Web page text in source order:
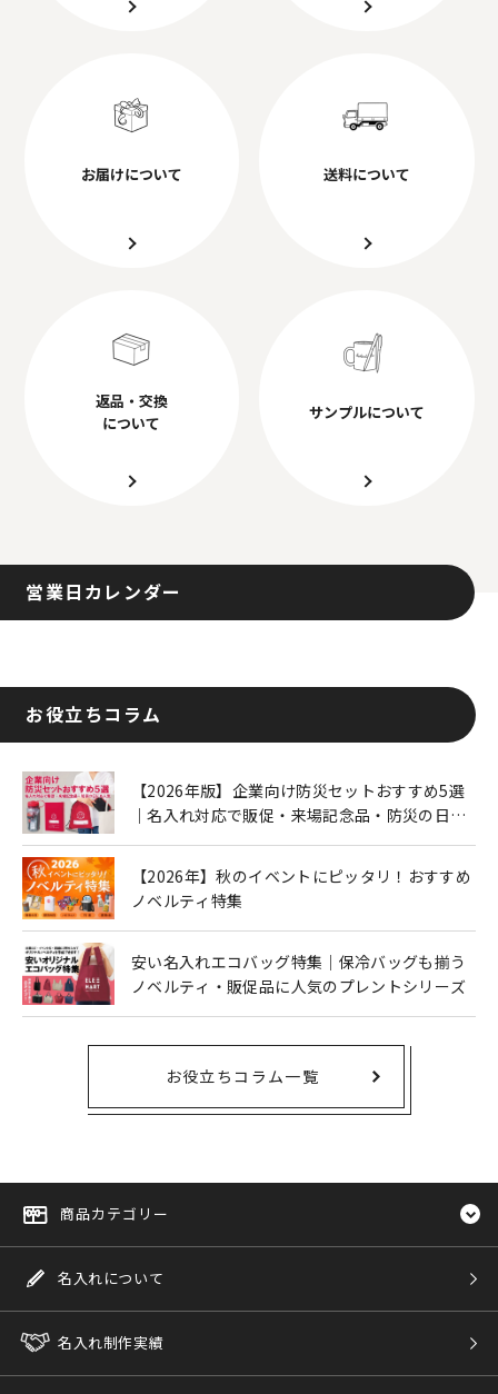
お届けについて 送料について
返品・交換
について
サンプルについて
営業日カレンダー
お役立ちコラム
【2026年版】企業向け防災セットおすすめ5選
｜名入れ対応で販促・来場記念品・防災の日に
【2026年】秋のイベントにピッタリ！おすすめ
ノベルティ特集
安い名入れエコバッグ特集｜保冷バッグも揃う
ノベルティ・販促品に人気のプレントシリーズ
お役立ちコラム一覧
商品カテゴリー
名入れについて
名入れ制作実績